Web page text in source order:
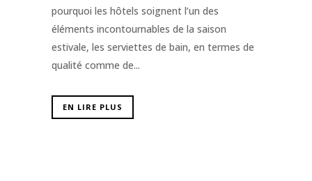
pourquoi les hôtels soignent l’un des
éléments incontournables de la saison
estivale, les serviettes de bain, en termes de
qualité comme de...
EN LIRE PLUS